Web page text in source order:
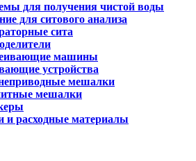
для получения чистой воды
для ситового анализа
сита
машины
устройства
мешалки
мешалки
и расходные материалы